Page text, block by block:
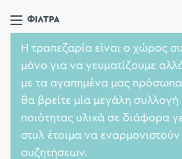
ΦΊΛΤΡΑ
Η τραπεζαρία είναι ο χώρος
μόνο για να γευματίζουμε
με τα αγαπημένα μας
θα βρείτε μία μεγάλη συλλογή
ποιότητας υλικά σε διάφορα
στυλ έτοιμα να
συζητήσεων.